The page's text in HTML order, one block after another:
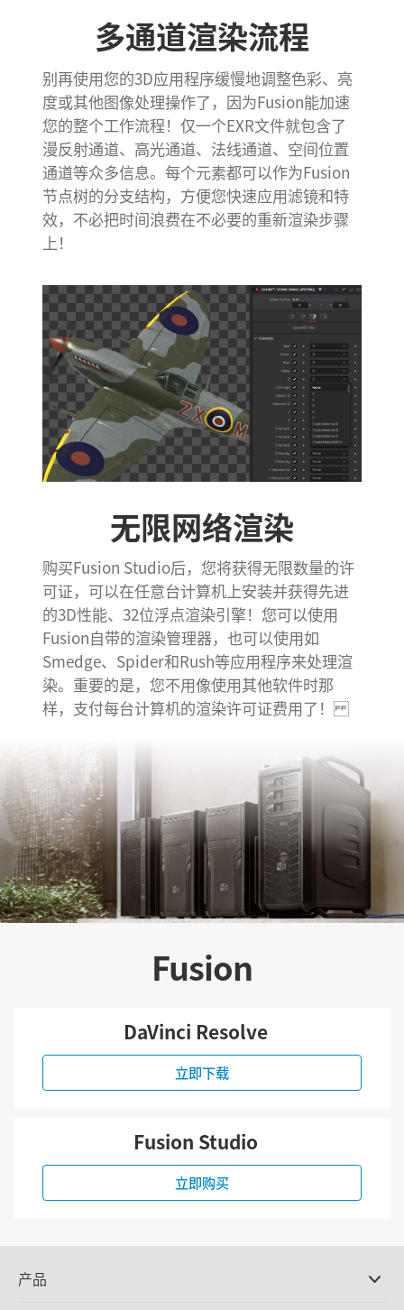
多通道渲染流程
别再使用您的3D应用程序缓慢地调整色彩、亮
度或其他图像处理操作了，因为Fusion能加速
您的整个工作流程！仅一个EXR文件就包含了
漫反射通道、高光通道、法线通道、空间位置
通道等众多信息。每个元素都可以作为Fusion
节点树的分支结构，方便您快速应用滤镜和特
效，不必把时间浪费在不必要的重新渲染步骤
上！
无限网络渲染
购买Fusion Studio后，您将获得无限数量的许
可证，可以在任意台计算机上安装并获得先进
的3D性能、32位浮点渲染引擎！您可以使用
Fusion自带的渲染管理器，也可以使用如
Smedge、Spider和Rush等应用程序来处理渲
染。重要的是，您不用像使用其他软件时那
样，支付每台计算机的渲染许可证费用了！
Fusion
DaVinci Resolve
立即下载
Fusion Studio
立即购买
产品